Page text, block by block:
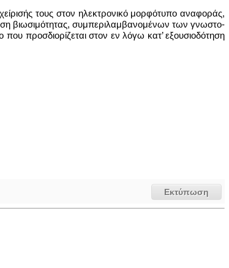
τους στον ηλεκτρονικό μορφότυπο αναφοράς,
βιωσιμότητας, συμπεριλαμβανομένων των γνωστο-
προσδιορίζεται στον εν λόγω κατ’ εξουσιοδότηση
Εκτύπωση